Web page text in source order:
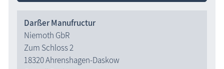
Darßer Manufructur
Niemoth GbR
Zum Schloss 2
18320 Ahrenshagen-Daskow